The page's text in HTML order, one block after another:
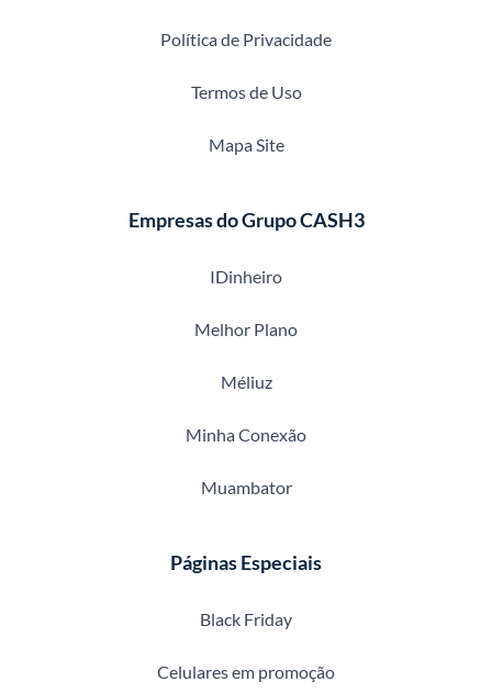
Política de Privacidade
Termos de Uso
Mapa Site
Empresas do Grupo CASH3
IDinheiro
Melhor Plano
Méliuz
Minha Conexão
Muambator
Páginas Especiais
Black Friday
Celulares em promoção